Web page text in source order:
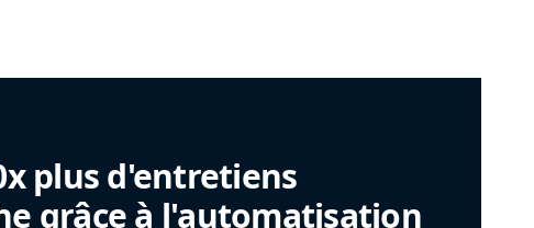
plus d'entretiens
grâce à l'automatisation